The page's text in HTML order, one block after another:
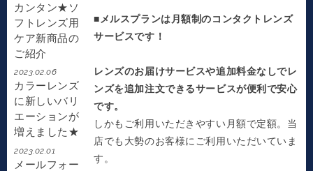
■ メルスプランは月額制のコンタクトレンズ
サービスです！
レンズのお届けサービスや追加料金なしでレ
ンズを追加注文できるサービスが便利で安心
です。
しかもご利用いただきやすい月額で定額。当
店でも大勢のお客様にご利用いただいていま
す。
カンタン★ソ
フトレンズ用
ケア新商品の
ご紹介
2023.02.06
カラーレンズ
に新しいバリ
エーションが
増えました★
2023.02.01
メールフォー